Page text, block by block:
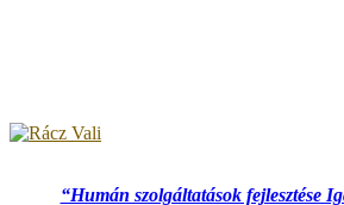
“Humán szolgáltatások fejlesztése